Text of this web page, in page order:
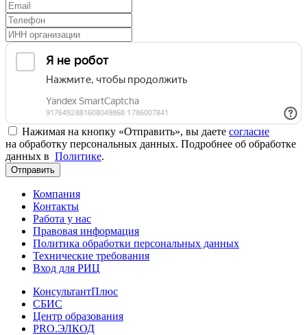
Нажимая на кнопку «Отправить», вы даете согласие
на обработку персональных данных. Подробнее об обработке
данных в Политике.
Отправить
Компания
Контакты
Работа у нас
Правовая информация
Политика обработки персональных данных
Технические требования
Вход для РИЦ
КонсультантПлюс
СБИС
Центр образования
PRO.ЭЛКОД